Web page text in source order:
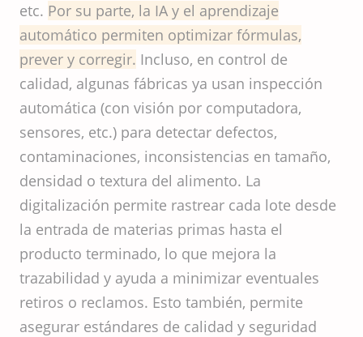
etc. Por su parte, la IA y el aprendizaje
automático permiten optimizar fórmulas,
prever y corregir. Incluso, en control de
calidad, algunas fábricas ya usan inspección
automática (con visión por computadora,
sensores, etc.) para detectar defectos,
contaminaciones, inconsistencias en tamaño,
densidad o textura del alimento. La
digitalización permite rastrear cada lote desde
la entrada de materias primas hasta el
producto terminado, lo que mejora la
trazabilidad y ayuda a minimizar eventuales
retiros o reclamos. Esto también, permite
asegurar estándares de calidad y seguridad